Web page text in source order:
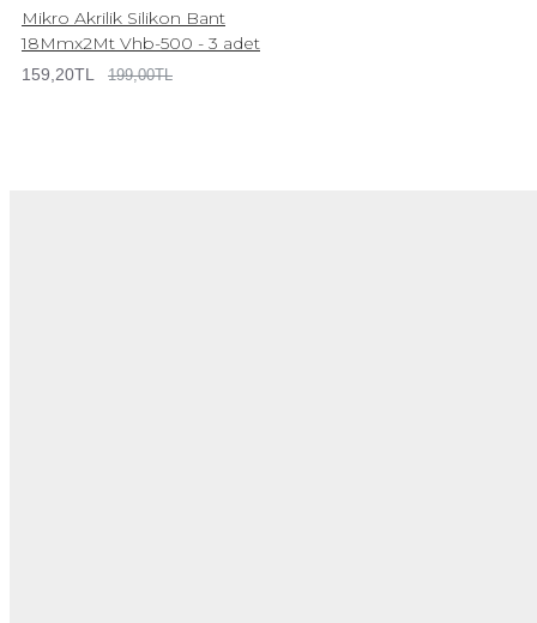
Mikro Akrilik Silikon Bant
18Mmx2Mt Vhb-500 - 3 adet
159,20TL 199,00TL